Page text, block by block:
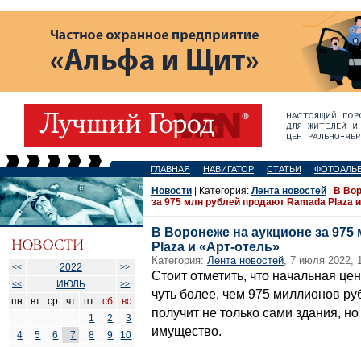
ГЛАВНАЯ НАВИГАТОР СТАТЬИ
<< 2022
>>
<<
ИЮЛЬ >>
пн вт ср чт пт сб
вс
1
2
3
4
5 6 7 8 9
10
Новости | Категория: Лента новостей
В
за 975 млн рублей продают Ramada Plaza
В Воронеже на аукционе за
Plaza и «Арт-отель»
Категория: Лента новостей, 7 июля 2022,
Стоит отметить, что начальная
чуть более, чем 975 миллионов
получит не только сами здания,
имущество.